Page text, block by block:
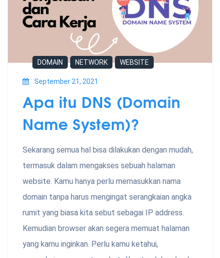
DOMAIN NETWORK WEBSITE
September 21, 2021
Apa itu DNS (Domain
Name System)?
Sekarang semua hal bisa dilakukan dengan mudah,
termasuk dalam mengakses sebuah halaman
website. Kamu hanya perlu memasukkan nama
domain tanpa harus mengingat serangkaian angka
rumit yang biasa kita sebut sebagai IP address.
Kemudian browser akan segera memuat halaman
yang kamu inginkan. Perlu kamu ketahui,